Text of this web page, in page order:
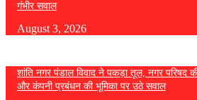
गंभीर सवाल
August 3, 2026
शांति नगर पंडाल विवाद ने पकड़ा तूल, नगर परिषद
और कंपनी प्रबंधन की भूमिका पर उठे सवाल